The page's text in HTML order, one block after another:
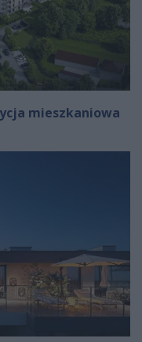
mieszkaniowa